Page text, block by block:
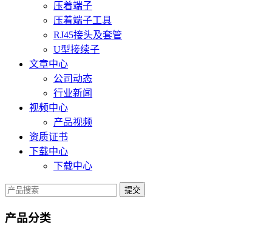
压着端子
压着端子工具
RJ45接头及套管
U型接续子
文章中心
公司动态
行业新闻
视频中心
产品视频
资质证书
下载中心
下载中心
提交
产品分类